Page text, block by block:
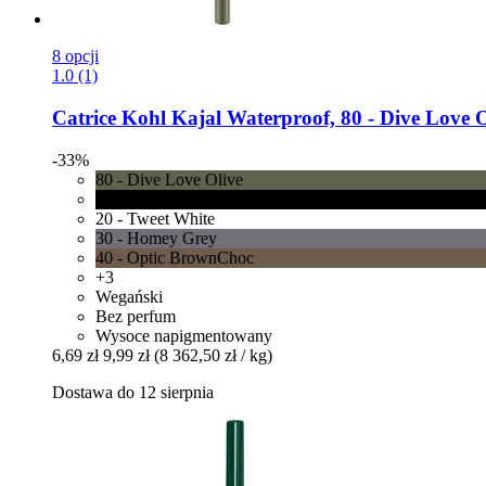
8 opcji
1.0 (1)
Catrice Kohl Kajal Waterproof, 80 -​ Dive Love
-33%
80 - Dive Love Olive
20 - Tweet White
30 - Homey Grey
40 - Optic BrownChoc
+3
Wegański
Bez perfum
Wysoce napigmentowany
6,69 zł 9,99 zł (8 362,50 zł / kg)
Dostawa do 12 sierpnia